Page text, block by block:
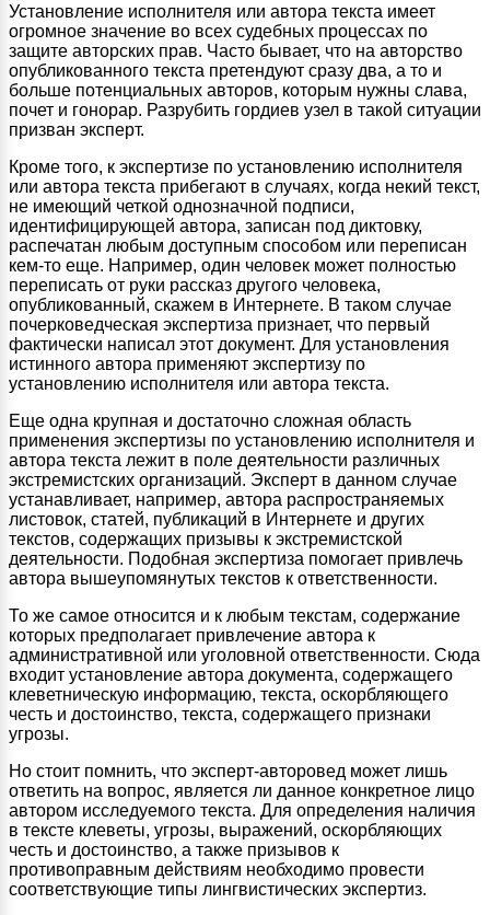
Установление исполнителя или автора текста имеет
огромное значение во всех судебных процессах по
защите авторских прав. Часто бывает, что на авторство
опубликованного текста претендуют сразу два, а то и
больше потенциальных авторов, которым нужны слава,
почет и гонорар. Разрубить гордиев узел в такой ситуации
призван эксперт.
Кроме того, к экспертизе по установлению исполнителя
или автора текста прибегают в случаях, когда некий текст,
не имеющий четкой однозначной подписи,
идентифицирующей автора, записан под диктовку,
распечатан любым доступным способом или переписан
кем-то еще. Например, один человек может полностью
переписать от руки рассказ другого человека,
опубликованный, скажем в Интернете. В таком случае
почерковедческая экспертиза признает, что первый
фактически написал этот документ. Для установления
истинного автора применяют экспертизу по
установлению исполнителя или автора текста.
Еще одна крупная и достаточно сложная область
применения экспертизы по установлению исполнителя и
автора текста лежит в поле деятельности различных
экстремистских организаций. Эксперт в данном случае
устанавливает, например, автора распространяемых
листовок, статей, публикаций в Интернете и других
текстов, содержащих призывы к экстремистской
деятельности. Подобная экспертиза помогает привлечь
автора вышеупомянутых текстов к ответственности.
То же самое относится и к любым текстам, содержание
которых предполагает привлечение автора к
административной или уголовной ответственности. Сюда
входит установление автора документа, содержащего
клеветническую информацию, текста, оскорбляющего
честь и достоинство, текста, содержащего признаки
угрозы.
Но стоит помнить, что эксперт-авторовед может лишь
ответить на вопрос, является ли данное конкретное лицо
автором исследуемого текста. Для определения наличия
в тексте клеветы, угрозы, выражений, оскорбляющих
честь и достоинство, а также призывов к
противоправным действиям необходимо провести
соответствующие типы лингвистических экспертиз.